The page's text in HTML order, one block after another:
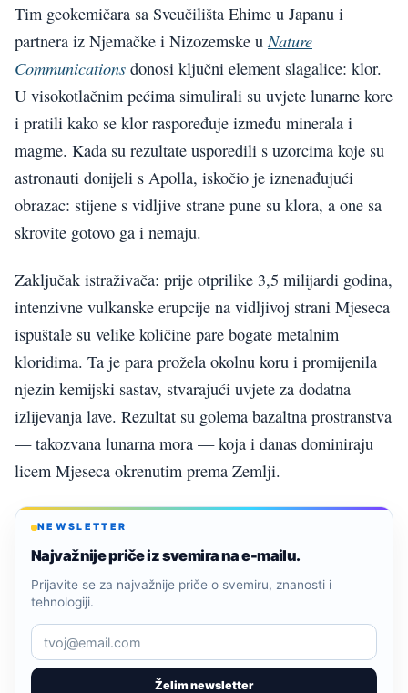
Tim geokemičara sa Sveučilišta Ehime u Japanu i
partnera iz Njemačke i Nizozemske u Nature
Communications donosi ključni element slagalice: klor.
U visokotlačnim pećima simulirali su uvjete lunarne kore
i pratili kako se klor raspoređuje između minerala i
magme. Kada su rezultate usporedili s uzorcima koje su
astronauti donijeli s Apolla, iskočio je iznenađujući
obrazac: stijene s vidljive strane pune su klora, a one sa
skrovite gotovo ga i nemaju.
Zaključak istraživača: prije otprilike 3,5 milijardi godina,
intenzivne vulkanske erupcije na vidljivoj strani Mjeseca
ispuštale su velike količine pare bogate metalnim
kloridima. Ta je para prožela okolnu koru i promijenila
njezin kemijski sastav, stvarajući uvjete za dodatna
izlijevanja lave. Rezultat su golema bazaltna prostranstva
— takozvana lunarna mora — koja i danas dominiraju
licem Mjeseca okrenutim prema Zemlji.
NEWSLETTER
Najvažnije priče iz svemira na e-mailu.
Želim newsletter
Prijavite se za najvažnije priče o svemiru, znanosti i
tehnologiji.